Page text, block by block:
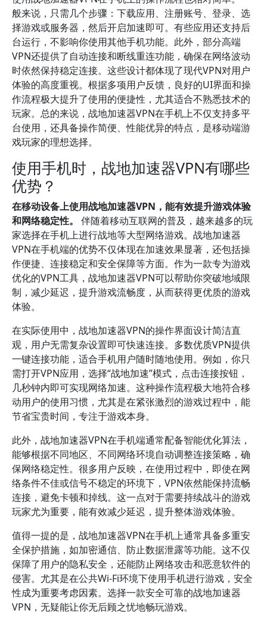
般来说，只需几个步骤：下载应用、注册账号、登录、选
择游戏或服务器，然后开启加速即可。有些应用还支持后
台运行，不影响你使用其他手机功能。此外，部分高端
VPN还提供了自动连接和断线重连功能，确保在网络波动
时依然保持稳定连接。这些设计都体现了现代VPN对用户
体验的高度重视。根据多项用户反馈，良好的UI界面和操
作流程极大提升了使用的便捷性，尤其适合不熟悉技术的
玩家。总的来说，战地加速器VPN在手机上不仅支持多平
台使用，还具备操作简便、性能优异的特点，是移动端游
戏玩家的理想选择。
使用手机时，战地加速器VPN有哪些
优势？
在移动设备上使用战地加速器VPN，能有效提升游戏体验
和网络稳定性。
伴随着移动互联网的普及，越来越多的玩
家选择在手机上进行战地等大型网络游戏。战地加速器
VPN在手机端的优势不仅体现在加速效果显著，还包括操
作便捷、连接稳定和安全保障等方面。作为一款专为游戏
优化的VPN工具，战地加速器VPN可以帮助你突破地域限
制，减少延迟，提升游戏流畅度，从而获得更优质的游戏
体验。
在实际使用中，战地加速器VPN的操作界面设计简洁直
观，用户无需复杂设置即可快速连接。多数优质VPN提供
一键连接功能，适合手机用户随时随地使用。例如，你只
需打开VPN应用，选择“战地加速”模式，点击连接按钮，
几秒钟内即可实现网络加速。这种操作流程极大地符合移
动用户的使用习惯，尤其是在紧张激烈的游戏过程中，能
节省宝贵时间，专注于游戏本身。
此外，战地加速器VPN在手机端通常配备智能优化算法，
能够根据不同地区、不同网络环境自动调整连接策略，确
保网络稳定性。很多用户反映，在使用过程中，即使在网
络条件不佳或信号不稳定的环境下，VPN依然能保持流畅
连接，避免卡顿和掉线。这一点对于需要持续战斗的游戏
玩家尤为重要，能有效减少延迟，提升整体游戏体验。
值得一提的是，战地加速器VPN在手机上通常具备多重安
全保护措施，如加密通信、防止数据泄露等功能。这不仅
保障了用户的隐私安全，还能防止网络攻击和恶意软件的
侵害。尤其是在公共Wi-Fi环境下使用手机进行游戏，安全
性成为重要考虑因素。选择一款安全可靠的战地加速器
VPN，无疑能让你无后顾之忧地畅玩游戏。